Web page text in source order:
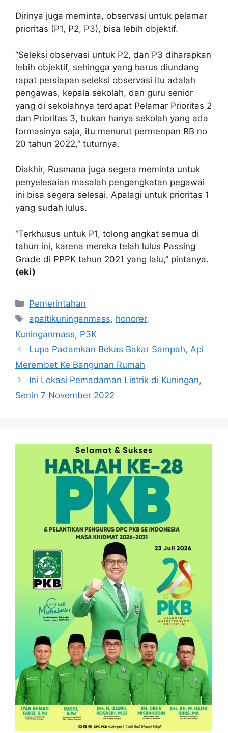
Dirinya juga meminta, observasi untuk pelamar
prioritas (P1, P2, P3), bisa lebih objektif.
“Seleksi observasi untuk P2, dan P3 diharapkan
lebih objektif, sehingga yang harus diundang
rapat persiapan seleksi observasi itu adalah
pengawas, kepala sekolah, dan guru senior
yang di sekolahnya terdapat Pelamar Prioritas 2
dan Prioritas 3, bukan hanya sekolah yang ada
formasinya saja, itu menurut permenpan RB no
20 tahun 2022,” tuturnya.
Diakhir, Rusmana juga segera meminta untuk
penyelesaian masalah pengangkatan pegawai
ini bisa segera selesai. Apalagi untuk prioritas 1
yang sudah lulus.
“Terkhusus untuk P1, tolong angkat semua di
tahun ini, karena mereka telah lulus Passing
Grade di PPPK tahun 2021 yang lalu,” pintanya.
(eki)
Kategori
Pemerintahan
Tag
apaltikuninganmass, honorer,
Kuninganmass, P3K
Lupa Padamkan Bekas Bakar Sampah, Api
Merembet Ke Bangunan Rumah
Ini Lokasi Pemadaman Listrik di Kuningan,
Senin 7 November 2022